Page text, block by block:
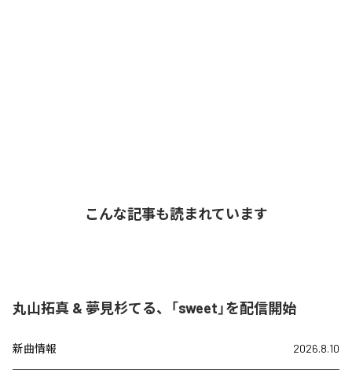
こんな記事も読まれています
丸山拓真 & 夢見杉てる、「sweet」を配信開始
新曲情報 2026.8.10